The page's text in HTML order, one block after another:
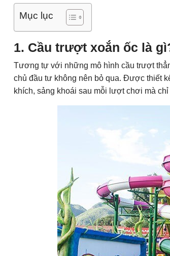
Mục lục
1. Cầu trượt xoắn ốc là
Tương tự với những mô hình cầu trượt
chủ đầu tư không nên bỏ qua. Được thiết
khích, sảng khoái sau mỗi lượt chơi mà